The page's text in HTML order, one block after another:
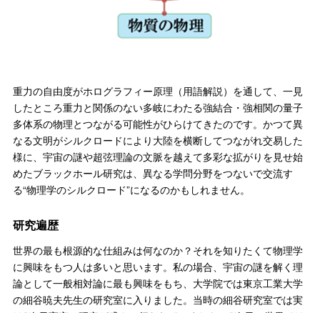
重力の自由度がホログラフィー原理（用語解説）を通して、一見
したところ重力と関係のない多岐にわたる強結合・強相関の量子
多体系の物理とつながる可能性がひらけてきたのです。かつて異
なる文明がシルクロードにより大陸を横断してつながれ交易した
様に、宇宙の謎や超弦理論の文脈を越えて多彩な拡がりを見せ始
めたブラックホール研究は、異なる学問分野をつないで交流す
る“物理学のシルクロード”になるのかもしれません。
研究遍歴
世界の最も根源的な仕組みは何なのか？それを知りたくて物理学
に興味をもつ人は多いと思います。私の場合、宇宙の謎を解く理
論として一般相対論に最も興味をもち、大学院では東京工業大学
の細谷暁夫先生の研究室に入りました。当時の細谷研究室では実